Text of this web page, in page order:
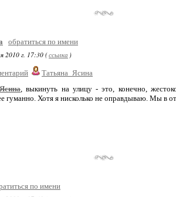
обратиться по имени
2010 г. 17:30 (ссылка )
Татьяна_Ясина
, выкинуть на улицу - это, конечно,
гуманно. Хотя я нисколько не оправдываю. Мы в
по имени